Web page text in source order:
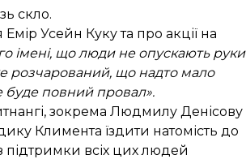
скло.
Усейн Куку та про акції на
імені, що люди не опускають руки
розчарований, що надто мало
буде повний провал».
зокрема Людмилу Денісову
Климента їздити натомість до
підтримки всіх цих людей